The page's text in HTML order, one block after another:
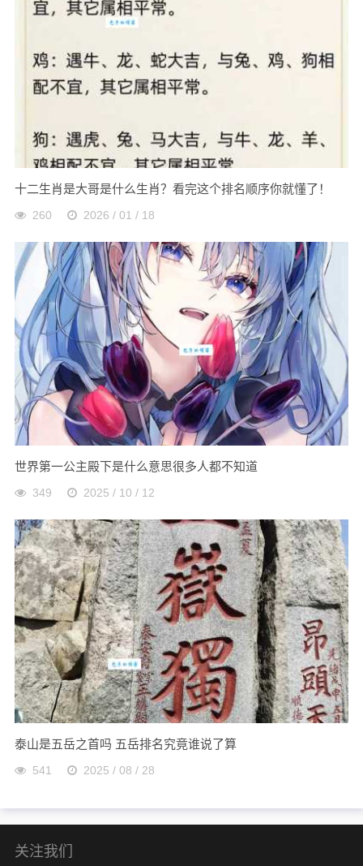
十二生肖是大哥是什么生肖？看完这个排名顺序你就懂了！
260 2026 / 01 / 18
世界第一公主殿下是什么意思很多人都不知道
349 2025 / 10 / 12
泰山是五岳之首吗 五岳排名究竟谁说了算
541 2025 / 08 / 28
关注我们